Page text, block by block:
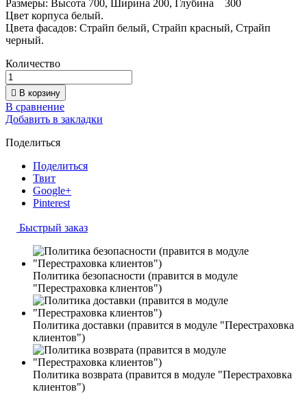
Размеры: Высота 700, Ширина 200, Глубина 300
Цвет корпуса белый.
Цвета фасадов: Страйп белый, Страйп красный, Страйп
черный.
Количество
 В корзину
В сравнение
Добавить в закладки
Поделиться
Поделиться
Твит
Google+
Pinterest
Быстрый заказ
Политика безопасности (правится в модуле
"Перестраховка клиентов")
Политика доставки (правится в модуле "Перестраховка
клиентов")
Политика возврата (правится в модуле "Перестраховка
клиентов")